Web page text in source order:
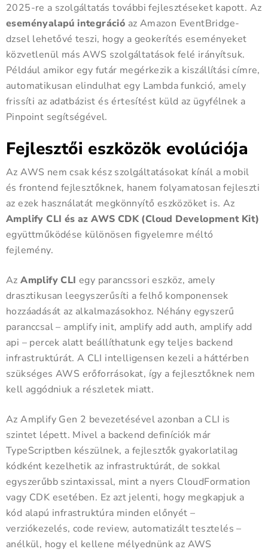
2025-re a szolgáltatás további fejlesztéseket kapott. Az
eseményalapú integráció az Amazon EventBridge-
dzsel lehetővé teszi, hogy a geokerítés eseményeket
közvetlenül más AWS szolgáltatások felé irányítsuk.
Például amikor egy futár megérkezik a kiszállítási címre,
automatikusan elindulhat egy Lambda funkció, amely
frissíti az adatbázist és értesítést küld az ügyfélnek a
Pinpoint segítségével.
Fejlesztői eszközök evolúciója
Az AWS nem csak kész szolgáltatásokat kínál a mobil
és frontend fejlesztőknek, hanem folyamatosan fejleszti
az ezek használatát megkönnyítő eszközöket is. Az
Amplify CLI és az AWS CDK (Cloud Development Kit)
együttműködése különösen figyelemre méltó
fejlemény.
AzAmplify CLI egy parancssori eszköz, amely
drasztikusan leegyszerűsíti a felhő komponensek
hozzáadását az alkalmazásokhoz. Néhány egyszerű
paranccsal – amplify init, amplify add auth, amplify add
api – percek alatt beállíthatunk egy teljes backend
infrastruktúrát. A CLI intelligensen kezeli a háttérben
szükséges AWS erőforrásokat, így a fejlesztőknek nem
kell aggódniuk a részletek miatt.
Az Amplify Gen 2 bevezetésével azonban a CLI is
szintet lépett. Mivel a backend definíciók már
TypeScriptben készülnek, a fejlesztők gyakorlatilag
kódként kezelhetik az infrastruktúrát, de sokkal
egyszerűbb szintaxissal, mint a nyers CloudFormation
vagy CDK esetében. Ez azt jelenti, hogy megkapjuk a
kód alapú infrastruktúra minden előnyét –
verziókezelés, code review, automatizált tesztelés –
anélkül, hogy el kellene mélyednünk az AWS